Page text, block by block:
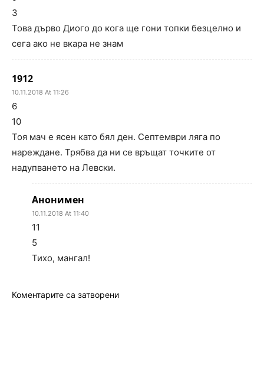
3
Това дърво Диого до кога ще гони топки безцелно и
сега ако не вкара не знам
1912
10.11.2018 At 11:26
6
10
Тоя мач е ясен като бял ден. Септември ляга по
нареждане. Трябва да ни се връщат точките от
надупването на Левски.
Анонимен
10.11.2018 At 11:40
11
5
Тихо, мангал!
Коментарите са затворени